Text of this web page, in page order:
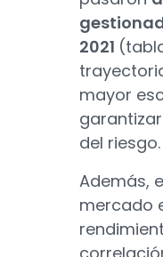
2021
mayor
del riesgo.
Además,
mercado